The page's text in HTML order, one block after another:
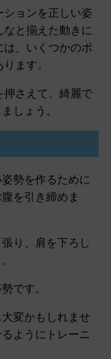
ションを正しい姿
なと揃えた動きに
は、いくつかのポ
ます。
押さえて、綺麗で
しょう。
勢を作るために
を引き締めま
り、肩を下ろし
です。
変かもしれませ
ようにトレーニ